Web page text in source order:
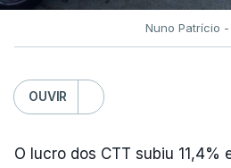
Nuno Patrício -
OUVIR
O lucro dos CTT subiu